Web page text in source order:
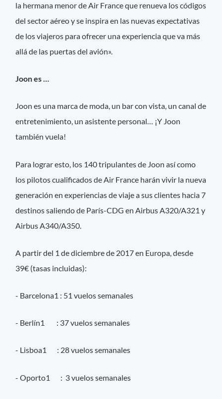
la hermana menor de Air France que renueva los códigos
del sector aéreo y se inspira en las nuevas expectativas
de los viajeros para ofrecer una experiencia que va más
allá de las puertas del avión».
Joon es …
Joon es una marca de moda, un bar con vista, un canal de
entretenimiento, un asistente personal… ¡Y Joon
también vuela!
Para lograr esto, los 140 tripulantes de Joon así como
los pilotos cualificados de Air France harán vivir la nueva
generación en experiencias de viaje a sus clientes hacia 7
destinos saliendo de París-CDG en Airbus A320/A321 y
Airbus A340/A350.
A partir del 1 de diciembre de 2017 en Europa, desde
39€ (tasas incluidas):
- Barcelona1 : 51 vuelos semanales
- Berlín1 : 37 vuelos semanales
- Lisboa1 : 28 vuelos semanales
- Oporto1 : 3 vuelos semanales